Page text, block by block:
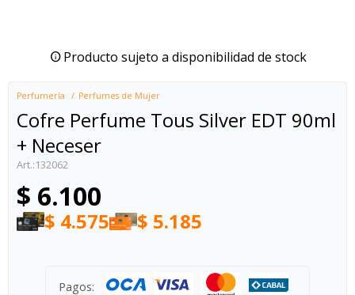
Producto sujeto a disponibilidad de stock
Perfumería Perfumes de Mujer
Cofre Perfume Tous Silver EDT 90ml
+ Neceser
132062
$ 6.100
$ 4.575 $ 5.185
Pagos: